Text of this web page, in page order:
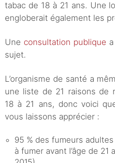
tabac de 18 à 21 ans. Une
engloberait également les
Une consultation publique
sujet.
L’organisme de santé a
une liste de 21 raisons de
18 à 21 ans, donc voici
vous laissons apprécier :
95 % des fumeurs
à fumer avant l’âge de 21